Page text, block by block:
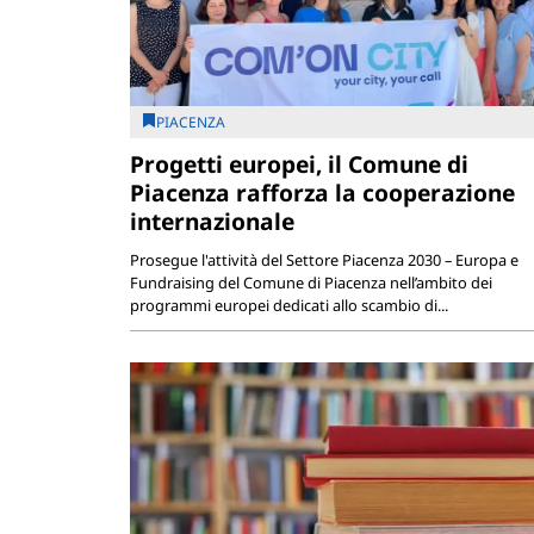
PIACENZA
Progetti europei, il Comune di
Piacenza rafforza la cooperazione
internazionale
Prosegue l'attività del Settore Piacenza 2030 – Europa e
Fundraising del Comune di Piacenza nell’ambito dei
programmi europei dedicati allo scambio di...